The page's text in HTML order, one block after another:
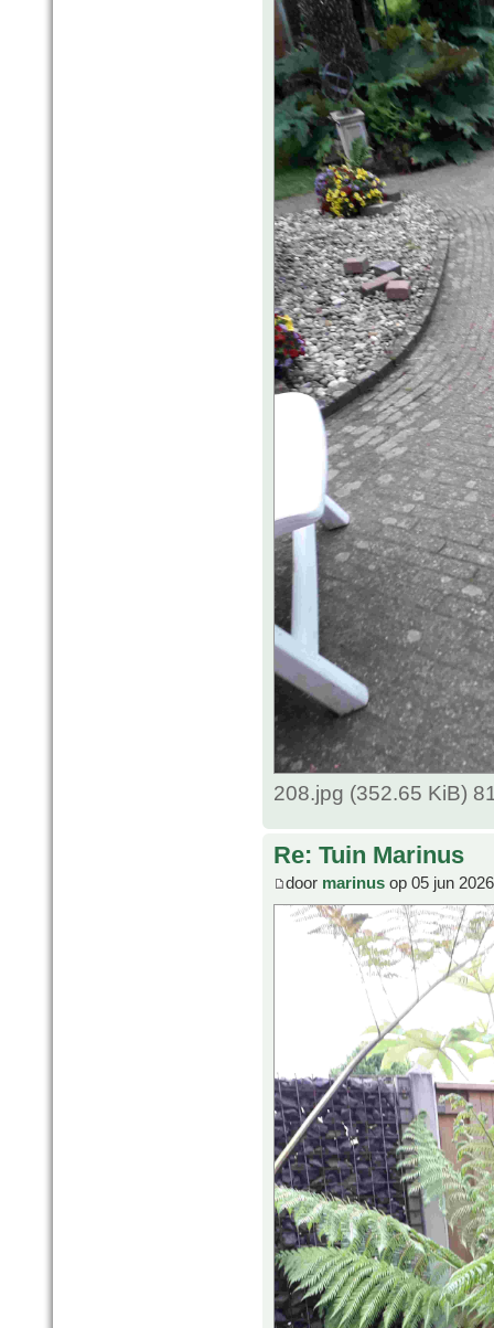
208.jpg (352.65 KiB)
Re: Tuin Marinus
door marinus op 05 jun